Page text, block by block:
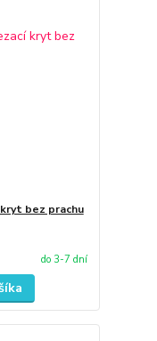
bez prachu
do 3-7 dní